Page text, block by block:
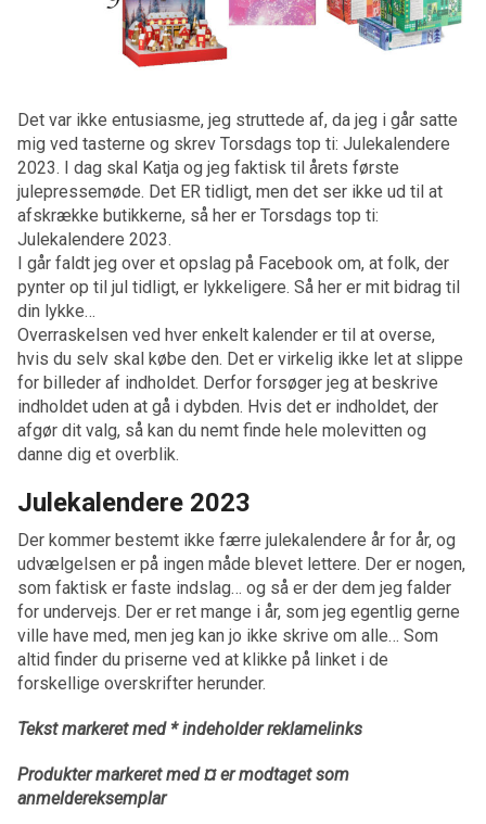
Det var ikke entusiasme, jeg struttede af, da jeg i går satte
mig ved tasterne og skrev Torsdags top ti: Julekalendere
2023. I dag skal Katja og jeg faktisk til årets første
julepressemøde. Det ER tidligt, men det ser ikke ud til at
afskrække butikkerne, så her er Torsdags top ti:
Julekalendere 2023.
I går faldt jeg over et opslag på Facebook om, at folk, der
pynter op til jul tidligt, er lykkeligere. Så her er mit bidrag til
din lykke…
Overraskelsen ved hver enkelt kalender er til at overse,
hvis du selv skal købe den. Det er virkelig ikke let at slippe
for billeder af indholdet. Derfor forsøger jeg at beskrive
indholdet uden at gå i dybden. Hvis det er indholdet, der
afgør dit valg, så kan du nemt finde hele molevitten og
danne dig et overblik.
Julekalendere 2023
Der kommer bestemt ikke færre julekalendere år for år, og
udvælgelsen er på ingen måde blevet lettere. Der er nogen,
som faktisk er faste indslag… og så er der dem jeg falder
for undervejs. Der er ret mange i år, som jeg egentlig gerne
ville have med, men jeg kan jo ikke skrive om alle… Som
altid finder du priserne ved at klikke på linket i de
forskellige overskrifter herunder.
Tekst markeret med * indeholder reklamelinks
Produkter markeret med ¤ er modtaget som
anmeldereksemplar